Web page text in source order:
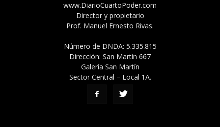
www.DiarioCuartoPoder.com
Director y propietario
Prof. Manuel Ernesto Rivas.
Número de DNDA: 5.335.815
Dirección: San Martín 667
Galería San Martín
Sector Central – Local 1A.